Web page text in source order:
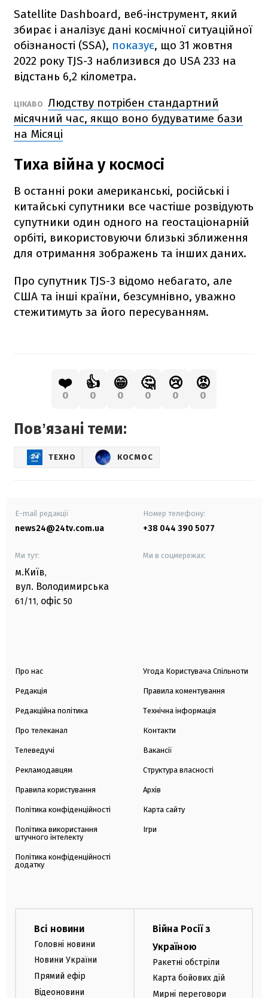
Satellite Dashboard, веб-інструмент, який
збирає і аналізує дані космічної ситуаційної
обізнаності (SSA), показує, що 31 жовтня
2022 року TJS-3 наблизився до USA 233 на
відстань 6,2 кілометра.
ЦІКАВО Людству потрібен стандартний
місячний час, якщо воно будуватиме бази
на Місяці
Тиха війна у космосі
В останні роки американські, російські і
китайські супутники все частіше розвідують
супутники один одного на геостаціонарній
орбіті, використовуючи близькі зближення
для отримання зображень та інших даних.
Про супутник TJS-3 відомо небагато, але
США та інші країни, безсумнівно, уважно
стежитимуть за його пересуванням.
❤️
0
👍
0
😁
0
🤔
0
😢
0
😡
0
Повʼязані теми:
ТЕХНО КОСМОС
E-mail редакції
news24@24tv.com.ua
Номер телефону:
+38 044 390 5077
Ми тут:
м.Київ,
вул. Володимирська
61/11, офіс 50
Ми в соцмережах:
Про нас
Редакція
Редакційна політика
Про телеканал
Телеведучі
Рекламодавцям
Правила користування
Політика конфіденційності
Політика використання
штучного інтелекту
Політика конфіденційності
додатку
Угода Користувача Спільноти
Правила коментування
Технічна інформація
Контакти
Вакансії
Структура власності
Архів
Карта сайту
Ігри
Всі новини
Головні новини
Новини України
Прямий ефір
Відеоновини
Війна Росії з
Україною
Ракетні обстріли
Карта бойових дій
Мирні переговори